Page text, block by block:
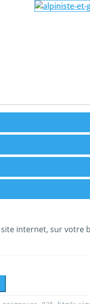
internet, sur votre